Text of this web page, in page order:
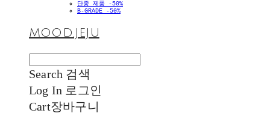
단종 제품 -50%
B-GRADE -50%
MOOD.JEJU
Search 검색
Log In 로그인
Cart장바구니